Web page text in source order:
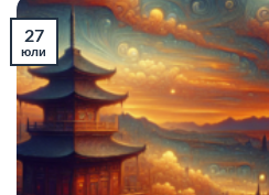
27
юли